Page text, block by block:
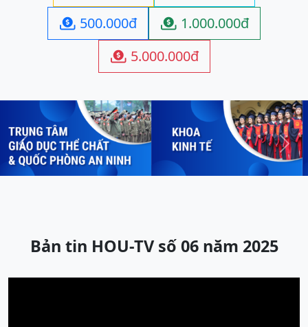
 500.000đ  1.000.000đ
 5.000.000đ
Previous Next
Bản tin HOU-TV số 06 năm 2025